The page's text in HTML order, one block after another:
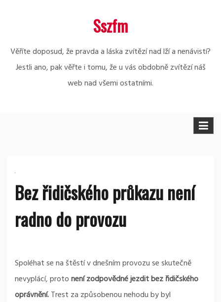
Sszfm
Věříte doposud, že pravda a láska zvítězí nad lží a nenávistí?
Jestli ano, pak věřte i tomu, že u vás obdobně zvítězí náš
web nad všemi ostatními.
Bez řidičského průkazu není
radno do provozu
Spoléhat se na štěstí v dnešním provozu se skutečně
nevyplácí, protonení zodpovědné jezdit bez řidičského
oprávnění.Trest za způsobenou nehodu by byl